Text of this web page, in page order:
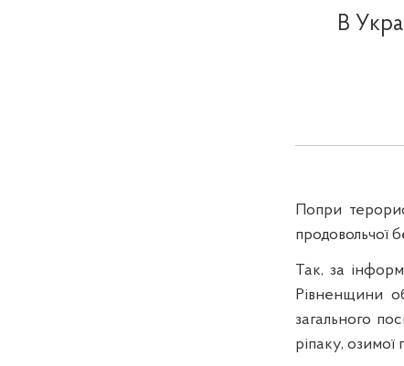
В
Попри
продовольчої
Так, за
Рівненщини
загального
ріпаку,